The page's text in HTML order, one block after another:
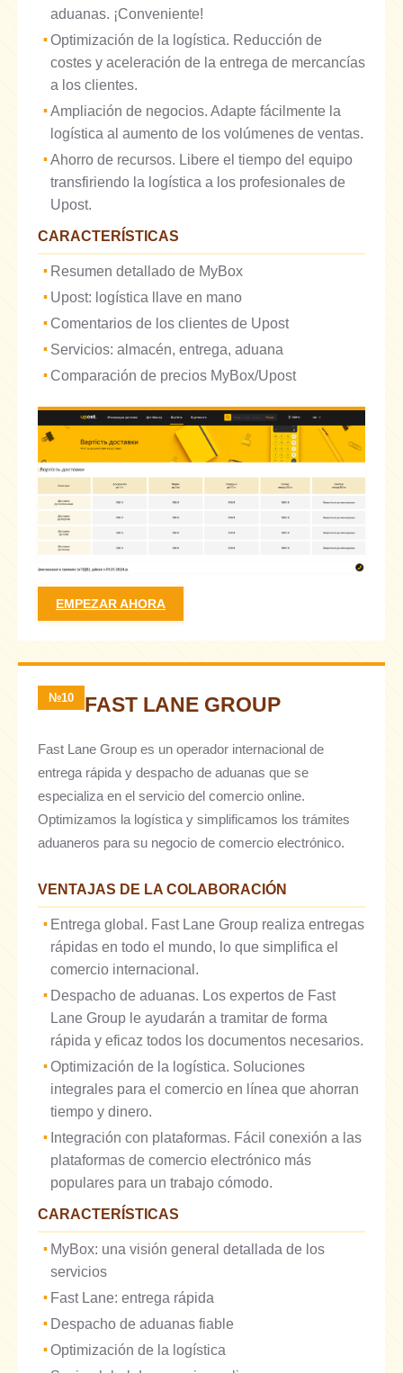
aduanas. ¡Conveniente!
Optimización de la logística. Reducción de
costes y aceleración de la entrega de mercancías
a los clientes.
Ampliación de negocios. Adapte fácilmente la
logística al aumento de los volúmenes de ventas.
Ahorro de recursos. Libere el tiempo del equipo
transfiriendo la logística a los profesionales de
Upost.
CARACTERÍSTICAS
Resumen detallado de MyBox
Upost: logística llave en mano
Comentarios de los clientes de Upost
Servicios: almacén, entrega, aduana
Comparación de precios MyBox/Upost
EMPEZAR AHORA
№10 FAST LANE GROUP
Fast Lane Group es un operador internacional de
entrega rápida y despacho de aduanas que se
especializa en el servicio del comercio online.
Optimizamos la logística y simplificamos los trámites
aduaneros para su negocio de comercio electrónico.
VENTAJAS DE LA COLABORACIÓN
Entrega global. Fast Lane Group realiza entregas
rápidas en todo el mundo, lo que simplifica el
comercio internacional.
Despacho de aduanas. Los expertos de Fast
Lane Group le ayudarán a tramitar de forma
rápida y eficaz todos los documentos necesarios.
Optimización de la logística. Soluciones
integrales para el comercio en línea que ahorran
tiempo y dinero.
Integración con plataformas. Fácil conexión a las
plataformas de comercio electrónico más
populares para un trabajo cómodo.
CARACTERÍSTICAS
MyBox: una visión general detallada de los
servicios
Fast Lane: entrega rápida
Despacho de aduanas fiable
Optimización de la logística